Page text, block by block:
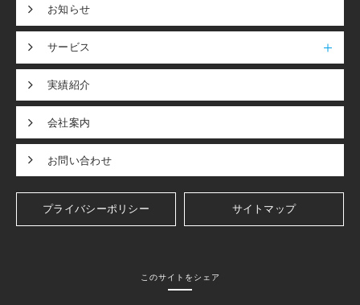
お知らせ
サービス
実績紹介
会社案内
お問い合わせ
プライバシーポリシー サイトマップ
このサイトをシェア